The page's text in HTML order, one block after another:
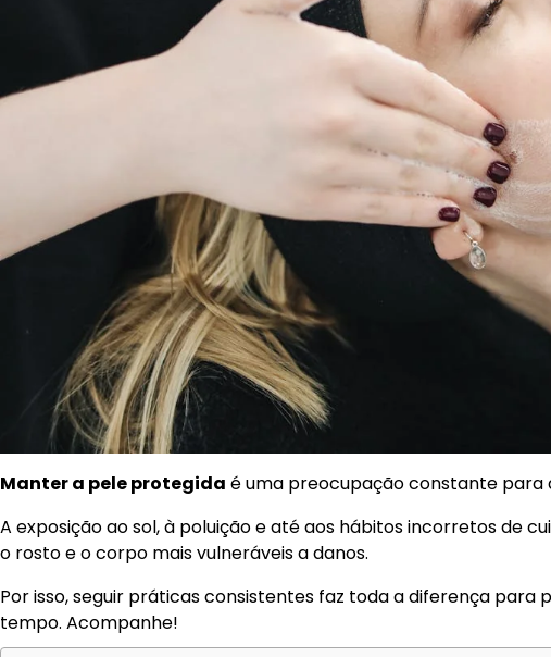
Manter a pele protegida é uma preocupação constante para
A exposição ao sol, à poluição e até aos hábitos incorretos de
o rosto e o corpo mais vulneráveis a danos.
Por isso, seguir práticas consistentes faz toda a diferença
tempo. Acompanhe!